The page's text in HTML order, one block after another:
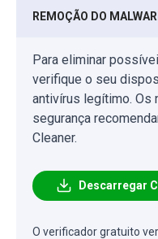
REMOÇÃO DO
Para eliminar
verifique o seu
antivírus legítimo.
segurança
Cleaner.
Descarregar
O verificador gratuito